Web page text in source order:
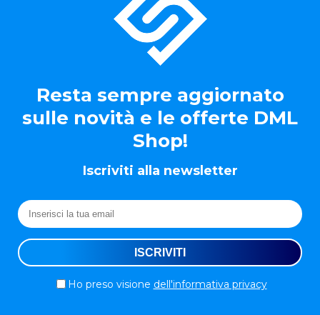
Resta sempre aggiornato
sulle novità e le offerte DML
Shop!
Iscriviti alla newsletter
Ho preso visione dell'informativa privacy